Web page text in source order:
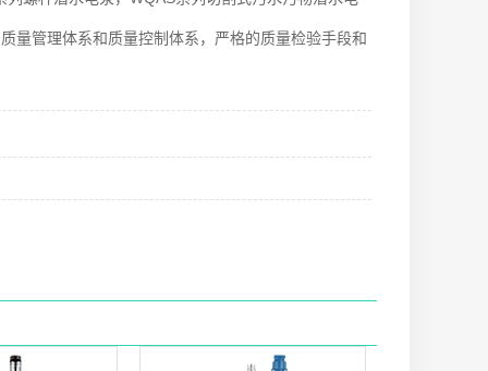
量管理体系和质量控制体系，严格的质量检验手段和